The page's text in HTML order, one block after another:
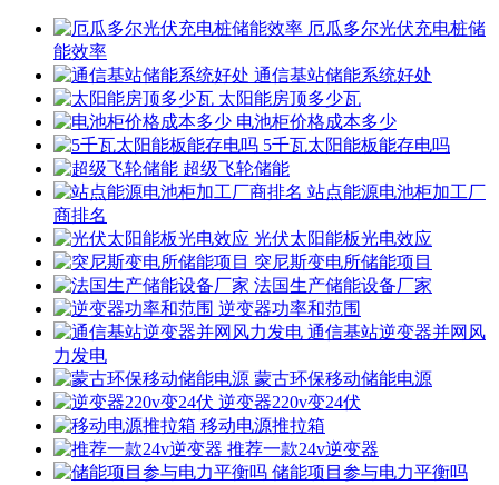
厄瓜多尔光伏充电桩储
能效率
通信基站储能系统好处
太阳能房顶多少瓦
电池柜价格成本多少
5千瓦太阳能板能存电吗
超级飞轮储能
站点能源电池柜加工厂
商排名
光伏太阳能板光电效应
突尼斯变电所储能项目
法国生产储能设备厂家
逆变器功率和范围
通信基站逆变器并网风
力发电
蒙古环保移动储能电源
逆变器220v变24伏
移动电源推拉箱
推荐一款24v逆变器
储能项目参与电力平衡吗